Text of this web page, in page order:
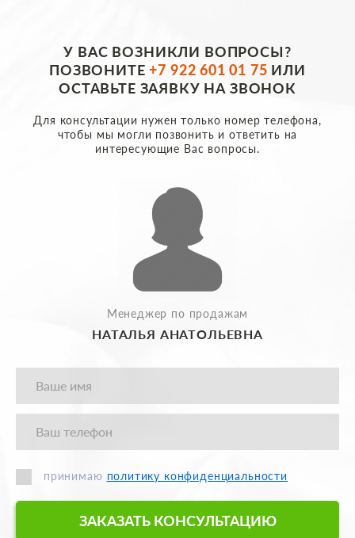
У ВАС ВОЗНИКЛИ ВОПРОСЫ?
ПОЗВОНИТЕ+7 922 601 01 75 ИЛИ
ОСТАВЬТЕ ЗАЯВКУ НА ЗВОНОК
Для консультации нужен только номер телефона,
чтобы мы могли позвонить и ответить на
интересующие Вас вопросы.
Менеджер по продажам
НАТАЛЬЯ АНАТОЛЬЕВНА
принимаю политику конфиденциальности
ЗАКАЗАТЬ КОНСУЛЬТАЦИЮ